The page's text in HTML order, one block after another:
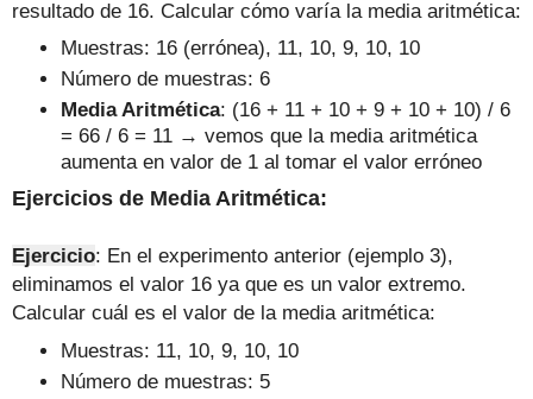
resultado de 16. Calcular cómo varía la media aritmética:
Muestras: 16 (errónea), 11, 10, 9, 10, 10
Número de muestras: 6
Media Aritmética: (16 + 11 + 10 + 9 + 10 + 10) / 6
= 66 / 6 = 11 → vemos que la media aritmética
aumenta en valor de 1 al tomar el valor erróneo
Ejercicios de Media Aritmética:
Ejercicio: En el experimento anterior (ejemplo 3),
eliminamos el valor 16 ya que es un valor extremo.
Calcular cuál es el valor de la media aritmética:
Muestras: 11, 10, 9, 10, 10
Número de muestras: 5